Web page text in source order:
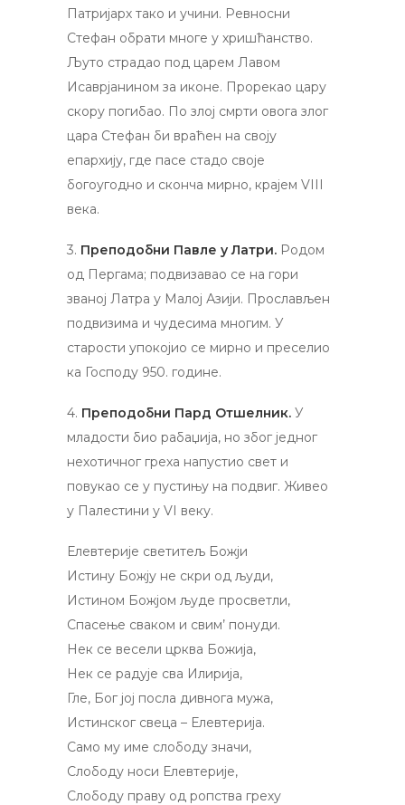
Патријарх тако и учини. Ревносни
Стефан обрати многе у хришћанство.
Љуто страдао под царем Лавом
Исаврјанином за иконе. Прорекао цару
скору погибао. По злој смрти овога злог
цара Стефан би враћен на своју
епархију, где пасе стадо своје
богоугодно и сконча мирно, крајем VIII
века.
3. Преподобни Павле у Латри. Родом
од Пергама; подвизавао се на гори
званој Латра у Малој Азији. Прослављен
подвизима и чудесима многим. У
старости упокојио се мирно и преселио
ка Господу 950. године.
4. Преподобни Пард Отшелник. У
младости био рабаџија, но због једног
нехотичног греха напустио свет и
повукао се у пустињу на подвиг. Живео
у Палестини у VI веку.
Елевтерије светитељ Божји
Истину Божју не скри од људи,
Истином Божјом људе просветли,
Спасење сваком и свим’ понуди.
Нек се весели црква Божија,
Нек се радује сва Илирија,
Гле, Бог joj посла дивнога мужа,
Истинског свеца – Елевтерија.
Само му име слободу значи,
Слободу носи Елевтерије,
Слободу праву од ропства греху